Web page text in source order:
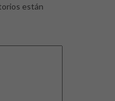
están